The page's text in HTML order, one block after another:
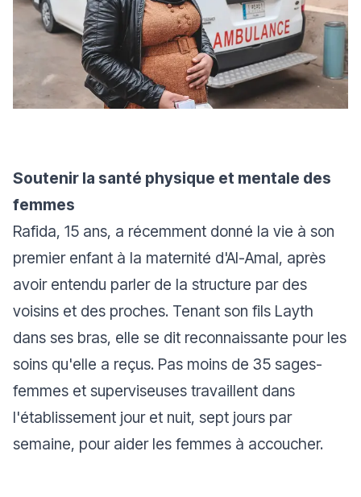
Soutenir la santé physique et mentale des
femmes
Rafida, 15 ans, a récemment donné la vie à son
premier enfant à la maternité d'Al-Amal, après
avoir entendu parler de la structure par des
voisins et des proches. Tenant son fils Layth
dans ses bras, elle se dit reconnaissante pour les
soins qu'elle a reçus. Pas moins de 35 sages-
femmes et superviseuses travaillent dans
l'établissement jour et nuit, sept jours par
semaine, pour aider les femmes à accoucher.